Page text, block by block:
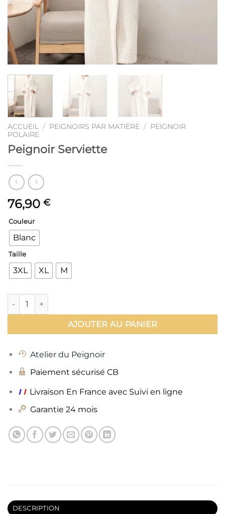
ACCUEIL / PEIGNOIRS PAR MATIÈRE / PEIGNOIR
POLAIRE
Peignoir Serviette
76,90 €
Couleur
Blanc
Taille
3XL XL M
quantité de Peignoir Serviette
AJOUTER AU PANIER
Atelier du Peignoir
Paiement sécurisé CB
ı ı Livraison En France avec Suivi en ligne
Garantie 24 mois
DESCRIPTION